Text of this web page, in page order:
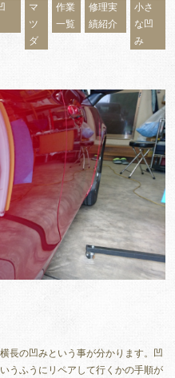
マ
ツ
ダ
作業
一覧
修理実
績紹介
小さ
な凹
み
長の凹みという事が分かります。凹
うふうにリペアして行くかの手順が